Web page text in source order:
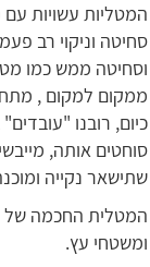
המטליות עשויות
סחיטה וניקוי רב
וסחיטה ממש כמו
ממקום למקום ,
כיום, רובנו
סוחטים אותה,
שתישאר נקייה
המטלית החכמה של
ומשטחי עץ.